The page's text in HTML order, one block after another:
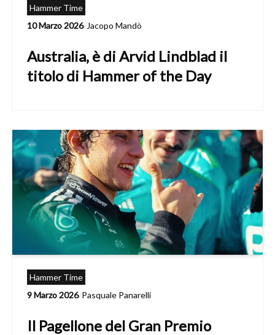
Hammer Time
10 Marzo 2026/Jacopo Mandò
Australia, è di Arvid Lindblad il
titolo di Hammer of the Day
Hammer Time
9 Marzo 2026/Pasquale Panarelli
Il Pagellone del Gran Premio